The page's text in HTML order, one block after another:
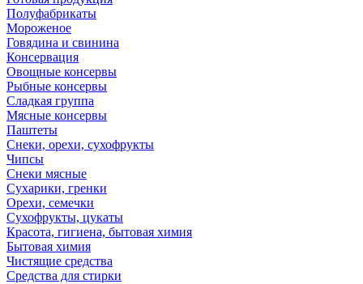
Полуфабрикаты
Мороженое
Говядина и свинина
Консервация
Овощные консервы
Рыбные консервы
Сладкая группа
Мясные консервы
Паштеты
Снеки, орехи, сухофрукты
Чипсы
Снеки мясные
Сухарики, гренки
Орехи, семечки
Сухофрукты, цукаты
Красота, гигиена, бытовая химия
Бытовая химия
Чистящие средства
Средства для стирки